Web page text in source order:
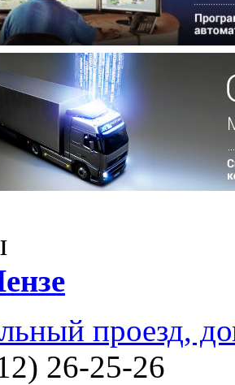
проезд,
26-25-26